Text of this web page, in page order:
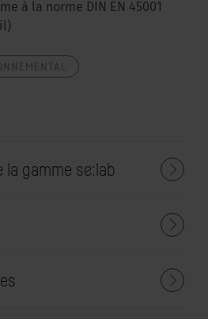
à la norme DIN EN 45001
la gamme se:lab